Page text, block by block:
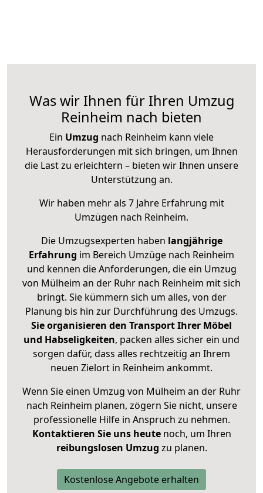
Was wir Ihnen für Ihren Umzug
Reinheim nach bieten
Ein Umzug nach Reinheim kann viele
Herausforderungen mit sich bringen, um Ihnen
die Last zu erleichtern – bieten wir Ihnen unsere
Unterstützung an.
Wir haben mehr als 7 Jahre Erfahrung mit
Umzügen nach Reinheim.
Die Umzugsexperten haben langjährige
Erfahrung im Bereich Umzüge nach Reinheim
und kennen die Anforderungen, die ein Umzug
von Mülheim an der Ruhr nach Reinheim mit sich
bringt. Sie kümmern sich um alles, von der
Planung bis hin zur Durchführung des Umzugs.
Sie organisieren den Transport Ihrer Möbel
und Habseligkeiten, packen alles sicher ein und
sorgen dafür, dass alles rechtzeitig an Ihrem
neuen Zielort in Reinheim ankommt.
Wenn Sie einen Umzug von Mülheim an der Ruhr
nach Reinheim planen, zögern Sie nicht, unsere
professionelle Hilfe in Anspruch zu nehmen.
Kontaktieren Sie uns heutenoch, um Ihren
reibungslosen Umzug zu planen.
Kostenlose Angebote erhalten